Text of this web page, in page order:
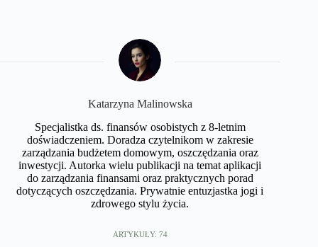
Katarzyna Malinowska
Specjalistka ds. finansów osobistych z 8-letnim
doświadczeniem. Doradza czytelnikom w zakresie
zarządzania budżetem domowym, oszczędzania oraz
inwestycji. Autorka wielu publikacji na temat aplikacji
do zarządzania finansami oraz praktycznych porad
dotyczących oszczędzania. Prywatnie entuzjastka jogi i
zdrowego stylu życia.
ARTYKUŁY: 74